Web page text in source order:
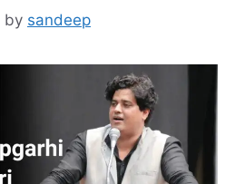
by sandeep